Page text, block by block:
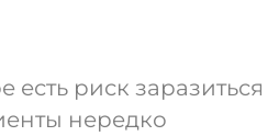
риск заразиться
нередко